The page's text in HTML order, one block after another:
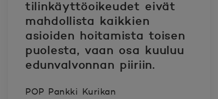
tilinkäyttöoikeudet eivät
mahdollista kaikkien
asioiden hoitamista toisen
puolesta, vaan osa kuuluu
edunvalvonnan piiriin.
POP Pankki Kurikan